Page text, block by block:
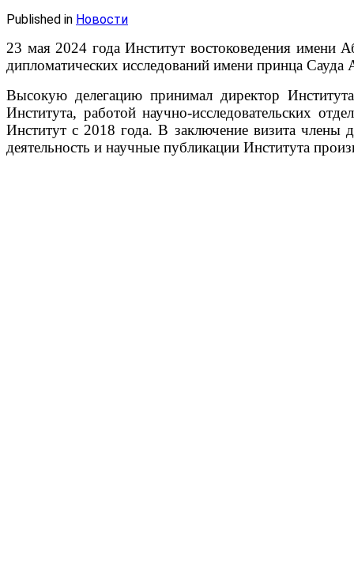
Published in Новости
23 мая 2024 года Институт востоковедения имени
дипломатических исследований имени принца
Высокую делегацию принимал директор
Института, работой научно-исследовательских
Институт с 2018 года. В заключение визита члены
деятельность и научные публикации Института